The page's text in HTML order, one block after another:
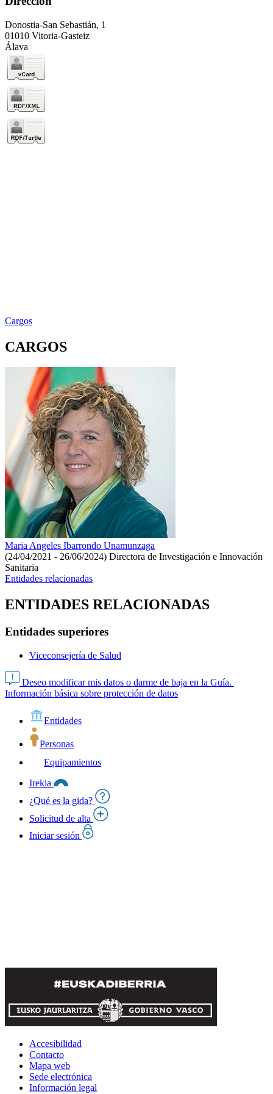
Donostia-San Sebastián, 1
01010 Vitoria-Gasteiz
Álava
Cargos
CARGOS
Maria Angeles Ibarrondo Unamunzaga
(24/04/2021 - 26/06/2024) Directora de Investigación e Innovación
Sanitaria
Entidades relacionadas
ENTIDADES RELACIONADAS
Entidades superiores
Viceconsejería de Salud
Deseo modificar mis datos o darme de baja en la Guía.
Información básica sobre protección de datos
Entidades
Personas
Equipamientos
Irekia
¿Qué es la gida?
Solicitud de alta
Iniciar sesión
Accesibilidad
Contacto
Mapa web
Sede electrónica
Información legal